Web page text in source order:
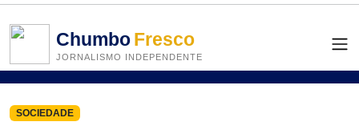
ChumboFresco
JORNALISMO INDEPENDENTE
SOCIEDADE